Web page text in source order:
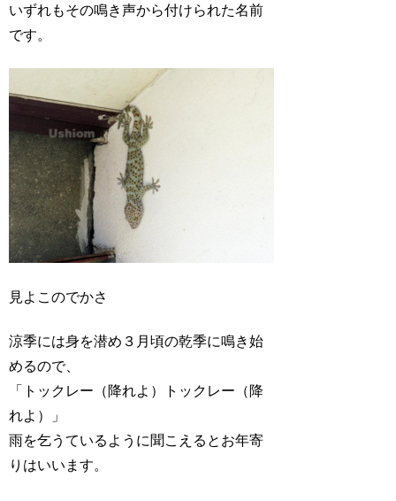
いずれもその鳴き声から付けられた名前
です。
見よこのでかさ
涼季には身を潜め３月頃の乾季に鳴き始
めるので、
「トックレー（降れよ）トックレー（降
れよ）」
雨を乞うているように聞こえるとお年寄
りはいいます。